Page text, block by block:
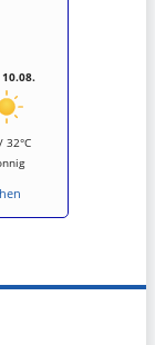
10.08.
32°C